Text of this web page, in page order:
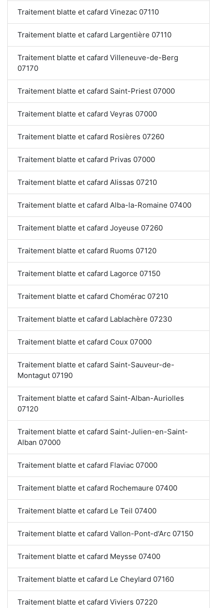
Traitement blatte et cafard Vinezac 07110
Traitement blatte et cafard Largentière 07110
Traitement blatte et cafard Villeneuve-de-Berg
07170
Traitement blatte et cafard Saint-Priest 07000
Traitement blatte et cafard Veyras 07000
Traitement blatte et cafard Rosières 07260
Traitement blatte et cafard Privas 07000
Traitement blatte et cafard Alissas 07210
Traitement blatte et cafard Alba-la-Romaine 07400
Traitement blatte et cafard Joyeuse 07260
Traitement blatte et cafard Ruoms 07120
Traitement blatte et cafard Lagorce 07150
Traitement blatte et cafard Chomérac 07210
Traitement blatte et cafard Lablachère 07230
Traitement blatte et cafard Coux 07000
Traitement blatte et cafard Saint-Sauveur-de-
Montagut 07190
Traitement blatte et cafard Saint-Alban-Auriolles
07120
Traitement blatte et cafard Saint-Julien-en-Saint-
Alban 07000
Traitement blatte et cafard Flaviac 07000
Traitement blatte et cafard Rochemaure 07400
Traitement blatte et cafard Le Teil 07400
Traitement blatte et cafard Vallon-Pont-d'Arc 07150
Traitement blatte et cafard Meysse 07400
Traitement blatte et cafard Le Cheylard 07160
Traitement blatte et cafard Viviers 07220